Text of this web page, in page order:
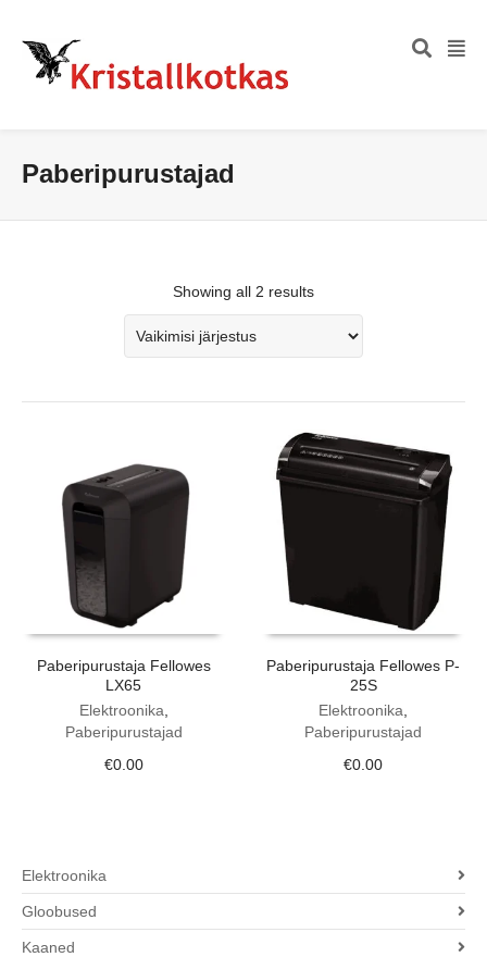
Paberipurustajad
Showing all 2 results
Paberipurustaja Fellowes
LX65
Elektroonika
Paberipurustajad
€0.00
Paberipurustaja Fellowes P-
25S
Elektroonika
Paberipurustajad
€0.00
Elektroonika
Gloobused
Kaaned